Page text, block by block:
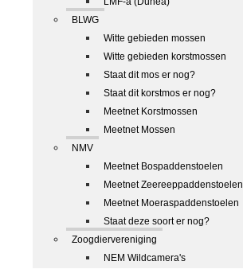
BLWG
Witte gebieden mossen
Witte gebieden korstmossen
Staat dit mos er nog?
Staat dit korstmos er nog?
Meetnet Korstmossen
Meetnet Mossen
NMV
Meetnet Bospaddenstoelen
Meetnet Zeereeppaddenstoelen
Meetnet Moeraspaddenstoelen
Staat deze soort er nog?
Zoogdiervereniging
NEM Wildcamera's